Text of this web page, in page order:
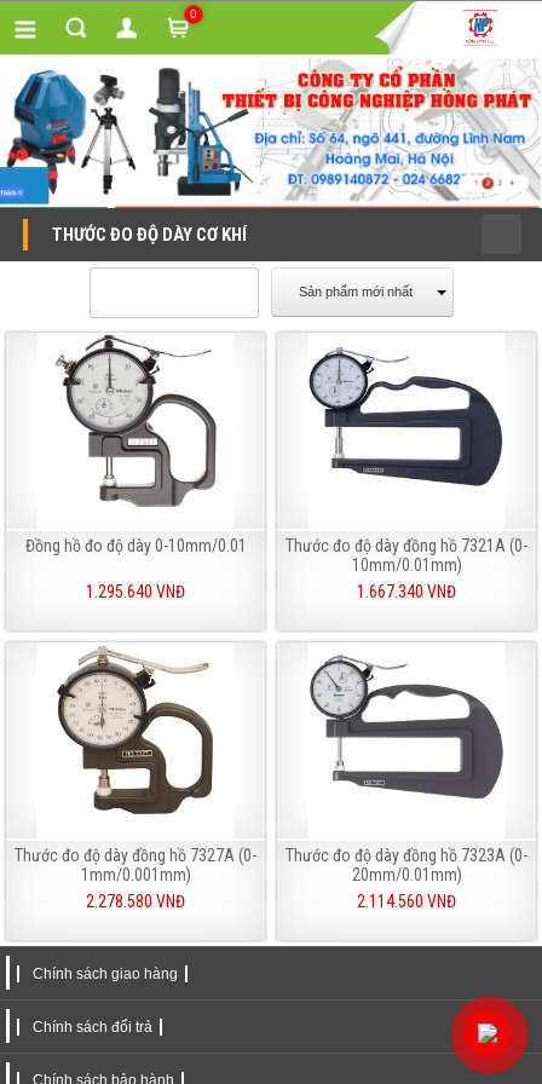
0
THƯỚC ĐO ĐỘ DÀY CƠ KHÍ
Sản phẩm mới nhất
Đồng hồ đo độ dày 0-10mm/0.01
1.295.640 VNĐ
Thước đo độ dày đồng hồ 7321A (0-
10mm/0.01mm)
1.667.340 VNĐ
Thước đo độ dày đồng hồ 7327A (0-
1mm/0.001mm)
2.278.580 VNĐ
Thước đo độ dày đồng hồ 7323A (0-
20mm/0.01mm)
2.114.560 VNĐ
Chính sách giao hàng
Chính sách đổi trả
Chính sách bảo hành